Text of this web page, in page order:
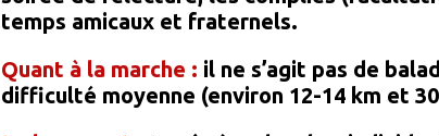
temps amicaux et fraternels.
Quant à la marche : il ne s’agit pas de
difficulté moyenne (environ 12-14 km et